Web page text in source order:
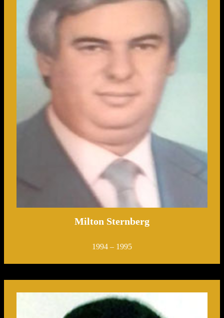
Milton Sternberg
1994 – 1995